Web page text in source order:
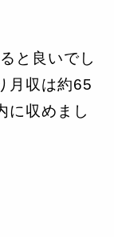
と良いでし
月収は約65
に収めまし